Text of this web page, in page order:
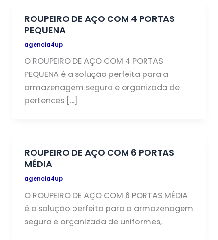
ROUPEIRO DE AÇO COM 4 PORTAS
PEQUENA
agencia4up
O ROUPEIRO DE AÇO COM 4 PORTAS
PEQUENA é a solução perfeita para a
armazenagem segura e organizada de
pertences […]
ROUPEIRO DE AÇO COM 6 PORTAS
MÉDIA
agencia4up
O ROUPEIRO DE AÇO COM 6 PORTAS MÉDIA
é a solução perfeita para a armazenagem
segura e organizada de uniformes,